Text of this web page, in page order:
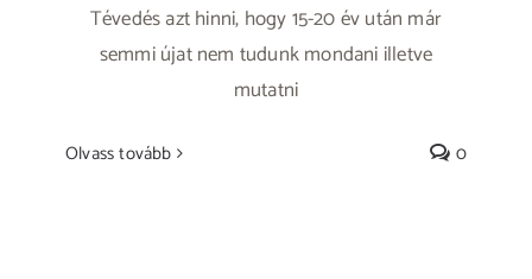
Tévedés azt hinni, hogy 15-20 év után már
semmi újat nem tudunk mondani illetve
mutatni
Olvass tovább 0